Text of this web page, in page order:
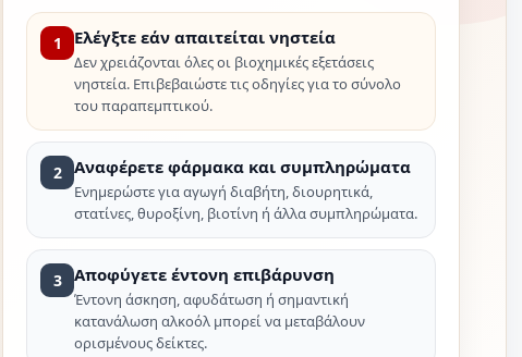
1 Ελέγξτε εάν απαιτείται νηστεία
Δεν χρειάζονται όλες οι βιοχημικές εξετάσεις
νηστεία. Επιβεβαιώστε τις οδηγίες για το σύνολο
του παραπεμπτικού.
2 Αναφέρετε φάρμακα και συμπληρώματα
Ενημερώστε για αγωγή διαβήτη, διουρητικά,
στατίνες, θυροξίνη, βιοτίνη ή άλλα συμπληρώματα.
3 Αποφύγετε έντονη επιβάρυνση
Έντονη άσκηση, αφυδάτωση ή σημαντική
κατανάλωση αλκοόλ μπορεί να μεταβάλουν
ορισμένους δείκτες.